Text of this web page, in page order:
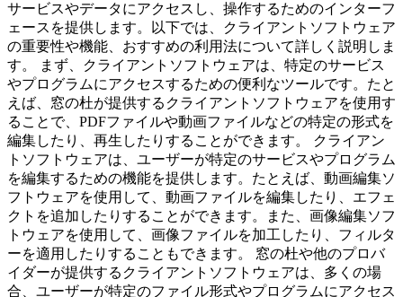
サービスやデータにアクセスし、操作するためのインターフ
ェースを提供します。以下では、クライアントソフトウェア
の重要性や機能、おすすめの利用法について詳しく説明しま
す。 まず、クライアントソフトウェアは、特定のサービス
やプログラムにアクセスするための便利なツールです。たと
えば、窓の杜が提供するクライアントソフトウェアを使用す
ることで、PDFファイルや動画ファイルなどの特定の形式を
編集したり、再生したりすることができます。 クライアン
トソフトウェアは、ユーザーが特定のサービスやプログラム
を編集するための機能を提供します。たとえば、動画編集ソ
フトウェアを使用して、動画ファイルを編集したり、エフェ
クトを追加したりすることができます。また、画像編集ソフ
トウェアを使用して、画像ファイルを加工したり、フィルタ
ーを適用したりすることもできます。 窓の杜や他のプロバ
イダーが提供するクライアントソフトウェアは、多くの場
合、ユーザーが特定のファイル形式やプログラムにアクセス